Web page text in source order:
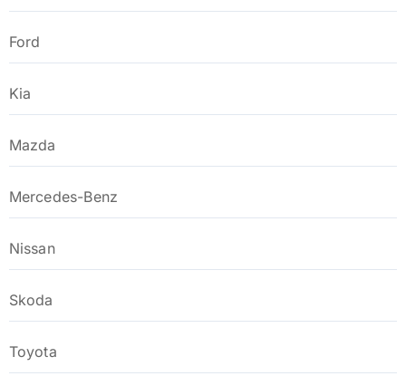
Ford
Kia
Mazda
Mercedes-Benz
Nissan
Skoda
Toyota